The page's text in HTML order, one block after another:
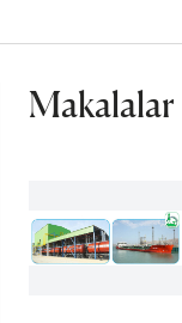
Makalalar